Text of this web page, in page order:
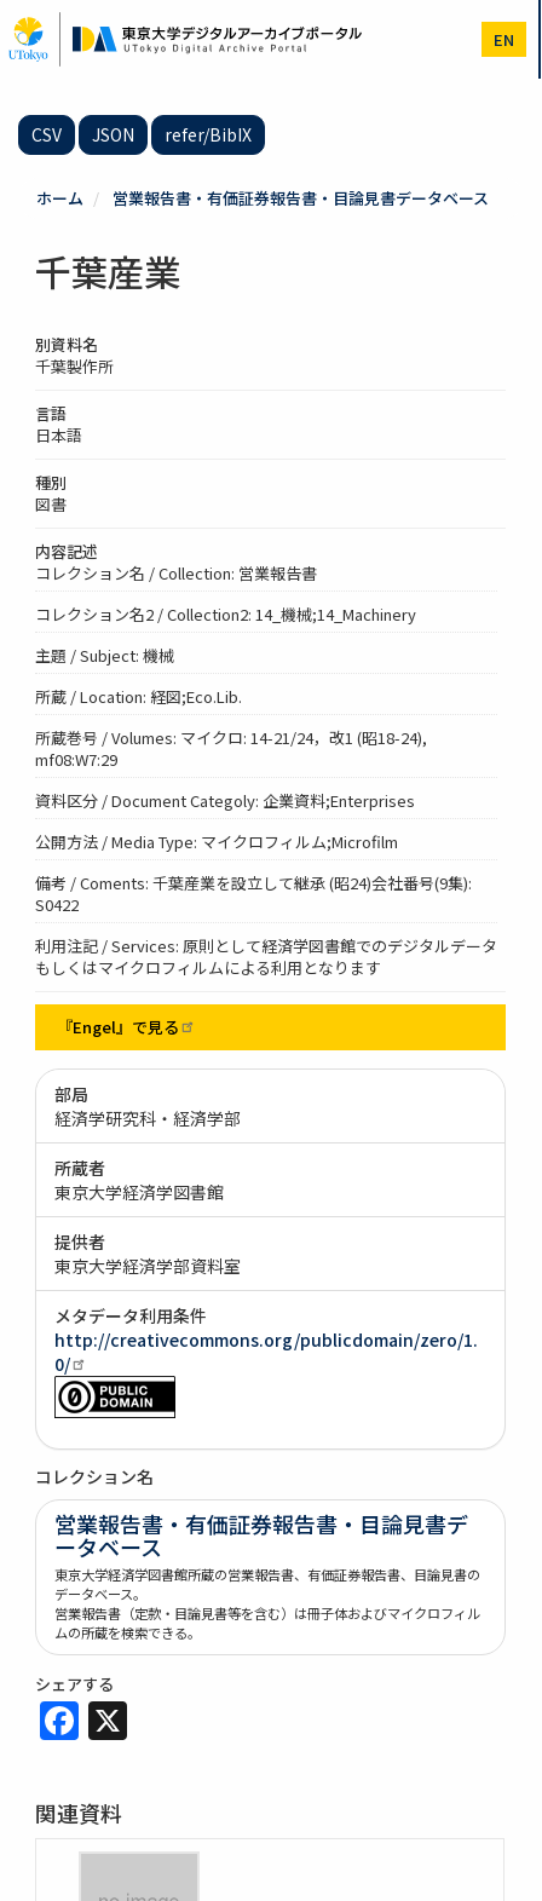
イ
ン
EN
CSV JSON refer/BibIX
ホーム 営業報告書・有価証券報告書・目論見書データベース
千葉産業
別資料名
千葉製作所
言語
日本語
種別
図書
内容記述
コレクション名 / Collection: 営業報告書
コレクション名2 / Collection2: 14_機械;14_Machinery
主題 / Subject: 機械
所蔵 / Location: 経図;Eco.Lib.
所蔵巻号 / Volumes: マイクロ: 14-21/24，改1 (昭18-24),
mf08:W7:29
資料区分 / Document Categoly: 企業資料;Enterprises
公開方法 / Media Type: マイクロフィルム;Microfilm
備考 / Coments: 千葉産業を設立して継承 (昭24)会社番号(9集):
S0422
利用注記 / Services: 原則として経済学図書館でのデジタルデータ
もしくはマイクロフィルムによる利用となります
『Engel』で見る
部局
経済学研究科・経済学部
所蔵者
東京大学経済学図書館
提供者
東京大学経済学部資料室
メタデータ利用条件
http://creativecommons.org/publicdomain/zero/1.
0/
コレクション名
営業報告書・有価証券報告書・目論見書デ
ータベース
東京大学経済学図書館所蔵の営業報告書、有価証券報告書、目論見書の
データベース。
営業報告書（定款・目論見書等を含む）は冊子体およびマイクロフィル
ムの所蔵を検索できる。
シェアする
Facebook
関連資料